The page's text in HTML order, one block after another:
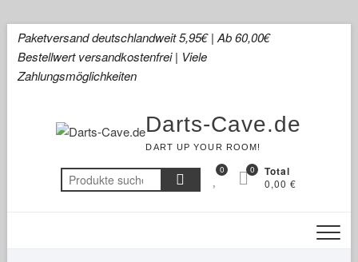
Skip
content
Paketversand deutschlandweit 5,95€ | Ab 60,00€
Bestellwert versandkostenfrei | Viele
Zahlungsmöglichkeiten
Darts-Cave.de
DART UP YOUR ROOM!
Suchen
nach:
0 Total
0,00 €
0